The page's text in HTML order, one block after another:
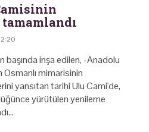
başında inşa edilen, -Anadolu
mimarisinin
yansıtan tarihi Ulu Cami'de,
yürütülen yenileme